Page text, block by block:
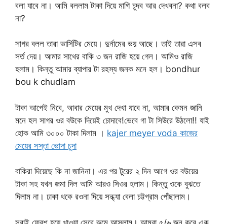
বলা যাবে না। আমি বললাম টাকা দিয়ে মাগি চুদব আর দেখবনা? কথা বলব
না?
সাগর বলল তারা ভার্সিটির মেয়ে। দুর্নামের ভয় আছে। তাই তারা এসব
সর্ত দেয়। আমার সাথের বাকি ৩ জন রাজি হয়ে গেল। আমিও রাজি
হলাম। কিন্তু আমার ব্যাপার টা রহস্য জনক মনে হল। bondhur
bou k chudlam
টাকা আগেই নিবে, আবার মেয়ের মুখ দেখা যাবে না, আমার কেমন জানি
মনে হল সাগর ওর বউকে দিয়েই চোদাবে!ভেবে গা টা সিউরে উঠলো!! যাই
হোক আমি ৩০০০ টাকা দিলাম । kajer meyer voda কাজের
মেয়ের সস্তা ভোদা চুদা
বাকিরা দিয়েছে কি না জানিনা। এর পর টুরের ২ দিন আগে ওর বউয়ের
টাকা সহ যখন জমা দিল আমি আরও সিওর হলাম। কিন্তু ওকে বুঝতে
দিলাম না। ঢাকা থকে রওনা দিয়ে সন্ধ্যা বেলা চট্টগ্রাম পোঁছালাম।